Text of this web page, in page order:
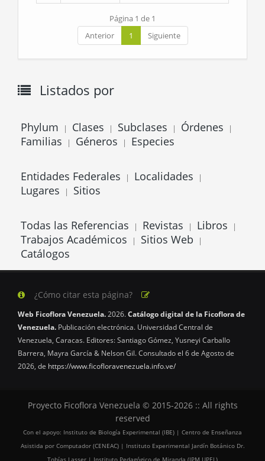
Página 1 de 1
Anterior
1 Siguiente
Listados por
Phylum | Clases | Subclases | Órdenes |
Familias | Géneros | Especies
Entidades Federales | Localidades |
Lugares | Sitios
Todas las Referencias | Revistas | Libros |
Trabajos Académicos | Sitios Web |
Catálogos
¿Cómo citar esta página?
Web Ficoflora Venezuela.2026.Catálogo digital de la Ficoflora de
Venezuela. Publicación electrónica. Universidad Central de
Venezuela, Caracas. Editores: Santiago Gómez, Yusneyi Carballo
Barrera, Mayra García & Nelson Gil. Consultado el 6 de Agosto de
2026, de https://www.ficofloravenezuela.info.ve/
Proyecto Ficoflora Venezuela © 2015-2026 :: All rights
reserved
Con el apoyo: Instituto de Biología Experimental (IBE) | Centro de Enseñanza
Asistida por Computador (CENEAC) | Instituto Experimental Jardín Botánico Dr.
Tobías Lasser | Instituto Pedagógico de Miranda (IPM UPEL)